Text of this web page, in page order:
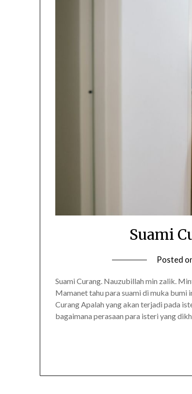
Suami
Posted
Suami Curang. Nauzubillah min zalik.
Mamanet tahu para suami di muka
Curang Apalah yang akan terjadi pada
bagaimana perasaan para isteri yang